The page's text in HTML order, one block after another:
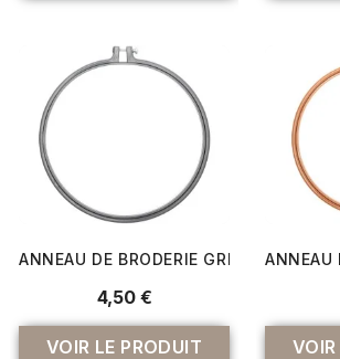
ANNEAU DE BRODERIE GRIS
4,50 €
VOIR LE PRODUIT
ANNEAU